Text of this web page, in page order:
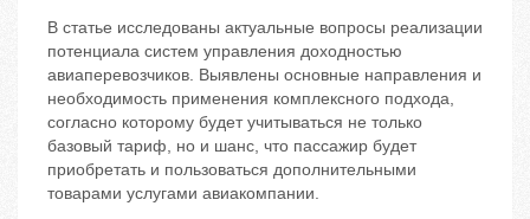
В статье исследованы актуальные вопросы реализации
потенциала систем управления доходностью
авиаперевозчиков. Выявлены основные направления и
необходимость применения комплексного подхода,
согласно которому будет учитываться не только
базовый тариф, но и шанс, что пассажир будет
приобретать и пользоваться дополнительными
товарами услугами авиакомпании.